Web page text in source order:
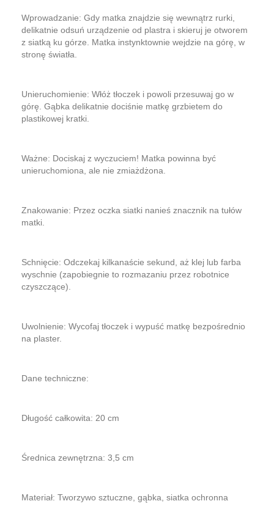
​Wprowadzanie: Gdy matka znajdzie się wewnątrz rurki,
delikatnie odsuń urządzenie od plastra i skieruj je otworem
z siatką ku górze. Matka instynktownie wejdzie na górę, w
stronę światła.
​Unieruchomienie: Włóż tłoczek i powoli przesuwaj go w
górę. Gąbka delikatnie dociśnie matkę grzbietem do
plastikowej kratki.
​Ważne: Dociskaj z wyczuciem! Matka powinna być
unieruchomiona, ale nie zmiażdżona.
​Znakowanie: Przez oczka siatki nanieś znacznik na tułów
matki.
​Schnięcie: Odczekaj kilkanaście sekund, aż klej lub farba
wyschnie (zapobiegnie to rozmazaniu przez robotnice
czyszczące).
​Uwolnienie: Wycofaj tłoczek i wypuść matkę bezpośrednio
na plaster.
​Dane techniczne:
​Długość całkowita: 20 cm
​Średnica zewnętrzna: 3,5 cm
​Materiał: Tworzywo sztuczne, gąbka, siatka ochronna